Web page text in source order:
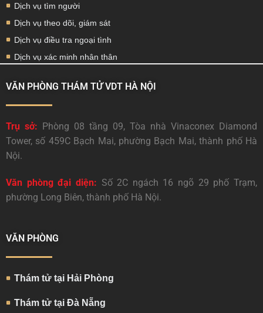
Dịch vụ tìm người
Dịch vụ theo dõi, giám sát
Dịch vụ điều tra ngoại tình
Dịch vụ xác minh nhân thân
VĂN PHÒNG THÁM TỬ VDT HÀ NỘI
Trụ sở: Phòng 08 tầng 09, Tòa nhà Vinaconex Diamond
Tower, số 459C Bạch Mai, phường Bạch Mai, thành phố Hà
Nội.
Văn phòng đại diện: Số 2C ngách 16 ngõ 29 phố Trạm,
phường Long Biên, thành phố Hà Nội.
VĂN PHÒNG
Thám tử tại Hải Phòng
Thám tử tại Đà Nẵng